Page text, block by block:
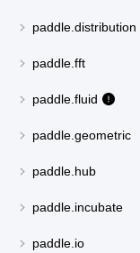
paddle.distribution
paddle.fft
paddle.fluid
paddle.geometric
paddle.hub
paddle.incubate
paddle.io